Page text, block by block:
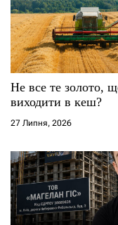
Не все те золото,
виходити в кеш?
27 Липня, 2026